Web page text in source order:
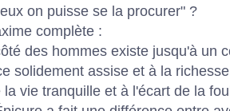
on puisse se la procurer" ?
complète :
des hommes existe jusqu'à un
solidement assise et à la
vie tranquille et à l'écart de la